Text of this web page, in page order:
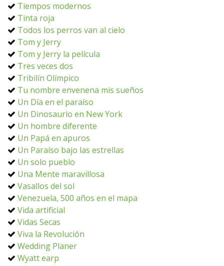
Tiempos modernos
Tinta roja
Todos los perros van al cielo
Tom y Jerry
Tom y Jerry la película
Tres veces dos
Tribilín Olímpico
Tu nombre envenena mis sueños
Un Día en el paraíso
Un Dinosaurio en New York
Un hombre diferente
Un Papá en apuros
Un Paraíso bajo las estrellas
Un solo pueblo
Una Mente maravillosa
Vasallos del sol
Venezuela, 500 años en el mapa
Vida artificial
Vidas Secas
Viva la Revolución
Wedding Planer
Wyatt earp